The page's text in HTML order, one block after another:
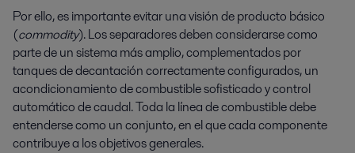
Por ello, es importante evitar una visión de producto básico
(commodity). Los separadores deben considerarse como
parte de un sistema más amplio, complementados por
tanques de decantación correctamente configurados, un
acondicionamiento de combustible sofisticado y control
automático de caudal. Toda la línea de combustible debe
entenderse como un conjunto, en el que cada componente
contribuye a los objetivos generales.